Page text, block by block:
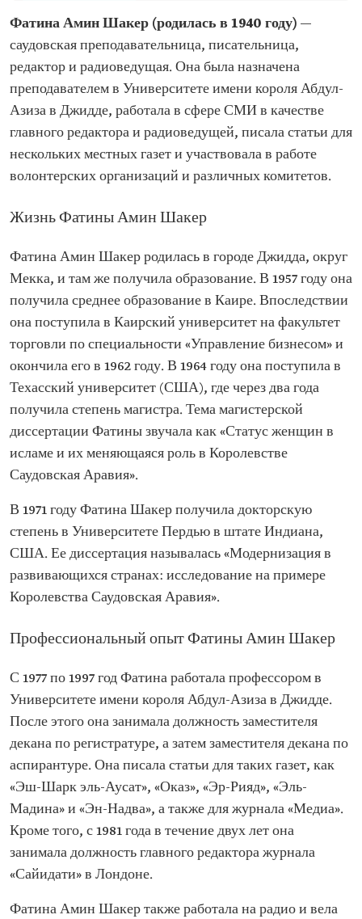
Фатина Амин Шакер
Название
Фатина Амин Шакер
Год рождения
1940 г.
Место рождения
Город Джидда, округ Мекка
Профессиональная
деятельность
Преподаватель
Журналистка, редактор и радиоведущая
Образование
Каирского университета
США
Доктор философии Университета Пердью (штат
Индиана, США)
Фатина Амин Шакер (родилась в 1940 году) —
саудовская преподавательница, писательница,
редактор и радиоведущая. Она была назначена
преподавателем в Университете имени короля Абдул-
Азиза в Джидде, работала в сфере СМИ в качестве
главного редактора и радиоведущей, писала статьи для
нескольких местных газет и участвовала в работе
волонтерских организаций и различных комитетов.
Жизнь Фатины Амин Шакер
Фатина Амин Шакер родилась в городе Джидда, округ
Мекка, и там же получила образование. В 1957 году она
получила среднее образование в Каире. Впоследствии
она поступила в Каирский университет на факультет
торговли по специальности «Управление бизнесом» и
окончила его в 1962 году. В 1964 году она поступила в
Техасский университет (США), где через два года
получила степень магистра. Тема магистерской
диссертации Фатины звучала как «Статус женщин в
исламе и их меняющаяся роль в Королевстве
Саудовская Аравия».
В 1971 году Фатина Шакер получила докторскую
степень в Университете Пердью в штате Индиана,
США. Ее диссертация называлась «Модернизация в
развивающихся странах: исследование на примере
Королевства Саудовская Аравия».
Профессиональный опыт Фатины Амин Шакер
С 1977 по 1997 год Фатина работала профессором в
Университете имени короля Абдул-Азиза в Джидде.
После этого она занимала должность заместителя
декана по регистратуре, а затем заместителя декана по
аспирантуре. Она писала статьи для таких газет, как
«Эш-Шарк эль-Аусат», «Оказ», «Эр-Рияд», «Эль-
Мадина» и «Эн-Надва», а также для журнала «Медиа».
Кроме того, с 1981 года в течение двух лет она
занимала должность главного редактора журнала
«Сайидати» в Лондоне.
Фатина Амин Шакер также работала на радио и вела